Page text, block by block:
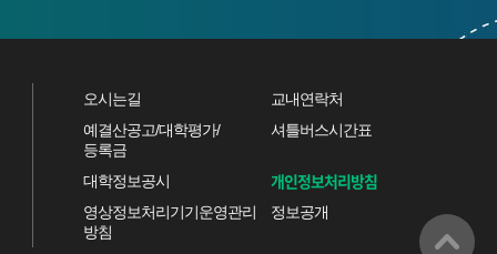
오시는길
교내연락처
예결산공고/대학평가/
등록금
셔틀버스시간표
대학정보공시 개인정보처리방침
영상정보처리기기운영관리
방침
정보공개